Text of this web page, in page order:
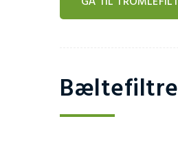
Bæltefiltre